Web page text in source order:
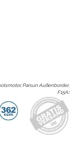
Parsun Außenborder,
F15A: